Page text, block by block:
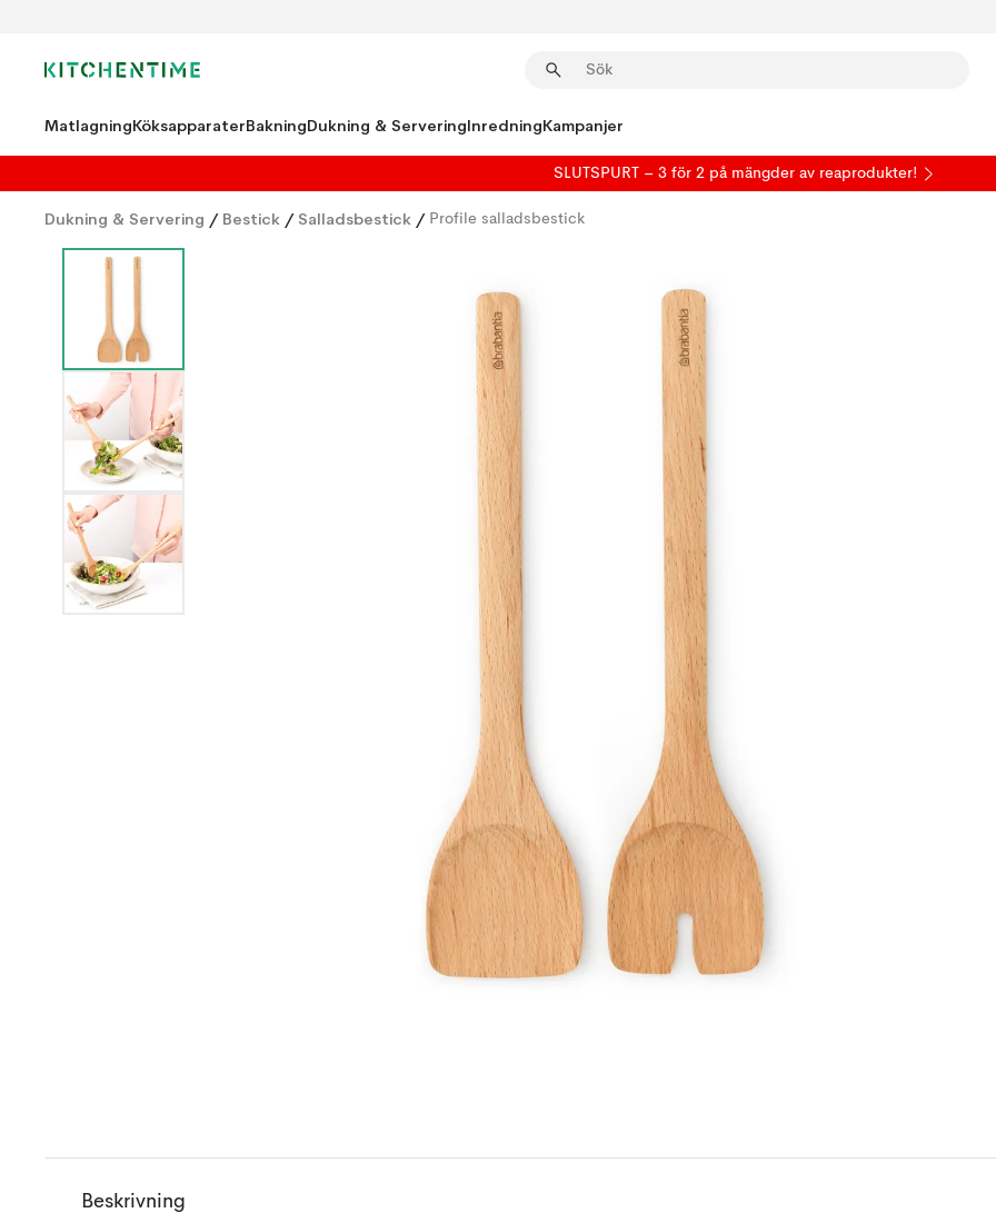
MatlagningKöksapparaterBakningDukning & ServeringInredningKampanjer
SLUTSPURT – 3 för 2 på mängder av reaprodukter!
Dukning & Servering / Bestick / Salladsbestick / Profile salladsbestick
Beskrivning